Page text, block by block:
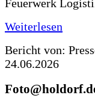
Feuerwerk
Weiterlesen
Bericht von:
24.06.2026